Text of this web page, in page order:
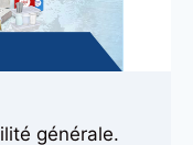
générale.